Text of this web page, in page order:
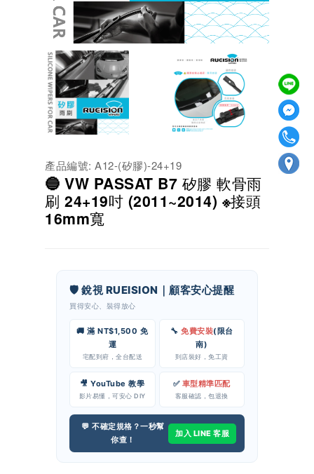
產品編號: A12-(矽膠)-24+19
🔵 VW PASSAT B7 矽膠 軟骨雨
刷 24+19吋 (2011~2014) ※接頭
16mm寬
🛡️ 銳視 RUEISION｜顧客安心提醒
買得安心、裝得放心
🚚 滿 NT$1,500 免
運
宅配到府，全台配送
🔧 免費安裝(限台
南)
到店裝好，免工資
🎥 YouTube 教學
影片易懂，可安心 DIY
✅ 車型精準匹配
客服確認，包退換
💬 不確定規格？一秒幫
你查！
加入 LINE 客服